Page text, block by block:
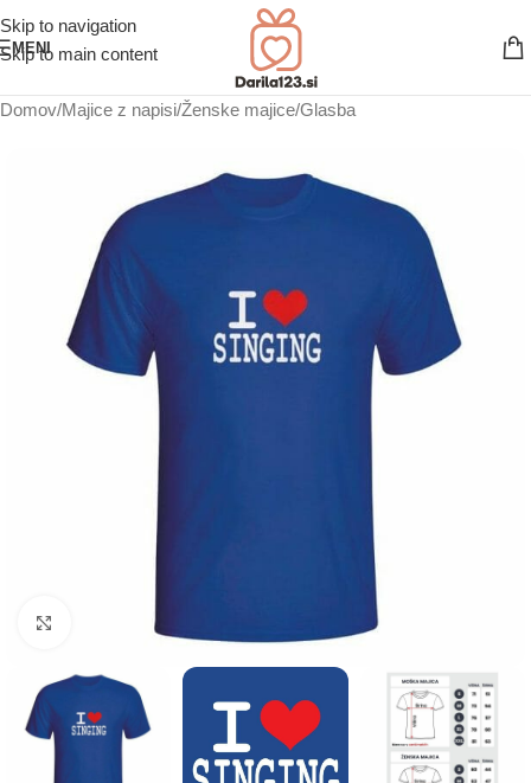
Skip to navigation
Skip to main content
MENI
Domov/Majice z napisi/Ženske majice/Glasba
Click to enlarge